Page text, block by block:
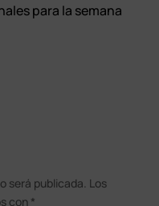
para la semana
será publicada. Los
con *